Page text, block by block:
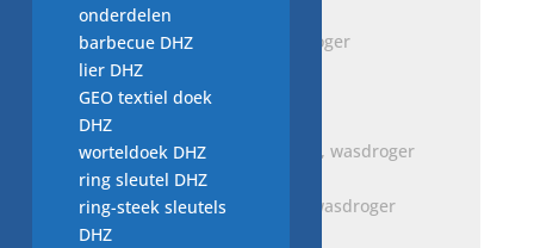
deurhaak, J3, ZL 5, wasdroger
onderdeel
€5,00
deurhaak, T.Nr. 369641, wasdroger
onderdelen
barbecue DHZ
lier DHZ
GEO textiel doek
DHZ
worteldoek DHZ
ring sleutel DHZ
ring-steek sleutels
DHZ